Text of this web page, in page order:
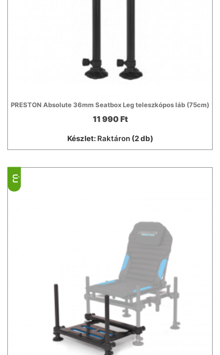
PRESTON Absolute 36mm Seatbox Leg teleszkópos láb (75cm)
11 990 Ft
Készlet: Raktáron(2 db)
ÚJ